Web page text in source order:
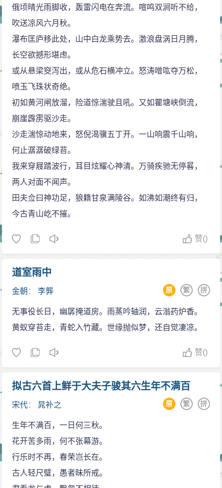
首二字燕雁为叠韵，末句三四字黄昏为双声，下片同位
句同位字第四又为叠韵，参差又为双声。分毫不爽，自
然天成。双声叠韵之回环，妙用在于为此一尺幅短章增
添了声情绵绵无尽之致。
俄顷晴光雨脚收，轰雷闪电在奔流。喧鸣双涧听不给，
吹送凉风六月秋。
瀑布匡庐移此处，山中白龙乘势去。激浪盘涡日月腾，
长空欲撼形堪虑。
或从悬梁窔泻出，或从危石横冲立。怒涛噌吰夺万松，
喷玉飞珠状奇绝。
初如黄河闸放溜，险道惊湍驶且吼。又如瞿塘峡倒流，
崩崖霹雳驱沙走。
沙走湍惊动地来，怒倪渴骥五丁开。一山响震千山响，
何止潺潺破绿苔。
我来穿屐踏波行，耳目炫耀心神清。万骑疾驰无停晷，
两人对面不闻声。
田夫佥曰神功足，狼籍甘泉满陵谷。如沸如潮终有归，
今古青山屹不摧。
赞()
道室雨中
金朝 ：李龏 拼
繁
原
无事役长日，幽孱掩道房。雨蒸吟轴润，云滃药炉香。
黄蚁穿苔走，青蛇入竹藏。世缘抛似梦，还自觉凄凉。
赞()
拟古六首上鲜于大夫子骏其六生年不满百
宋代： 晁补之 拼
繁
原
生年不满百，一日何三秋。
花开苦多雨，何不张幕游。
行乐时不再，春荣岂长在。
古人轻尺璧，愚者昧所戒。